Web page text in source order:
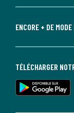
ENCORE + DE
TÉLÉCHARGER